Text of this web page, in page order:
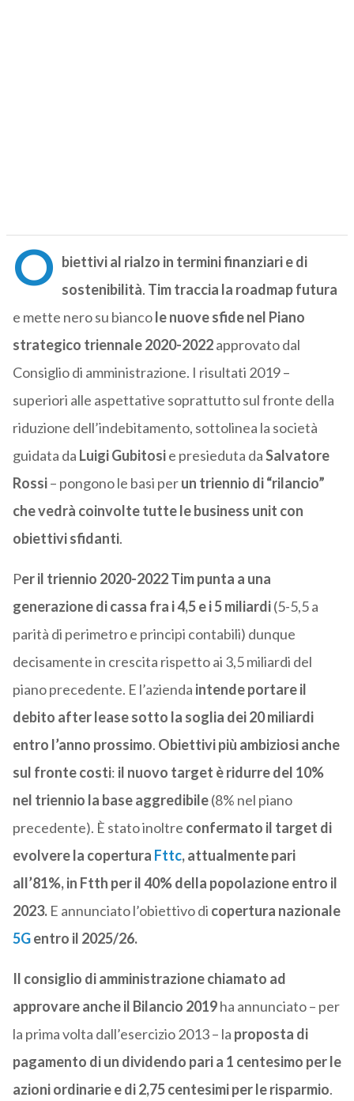
O biettivi al rialzo in termini finanziari e di
sostenibilità. Tim traccia la roadmap futura
e mette nero su biancole nuove sfide nel Piano
strategico triennale 2020-2022approvato dal
Consiglio di amministrazione. I risultati 2019 –
superiori alle aspettative soprattutto sul fronte della
riduzione dell’indebitamento, sottolinea la società
guidata da Luigi Gubitosie presieduta daSalvatore
Rossi– pongono le basi perun triennio di “rilancio”
che vedrà coinvolte tutte le business unit con
obiettivi sfidanti.
Per il triennio 2020-2022 Tim punta a una
generazione di cassa fra i 4,5 e i 5 miliardi(5-5,5 a
parità di perimetro e principi contabili) dunque
decisamente in crescita rispetto ai 3,5 miliardi del
piano precedente. E l’azienda intende portare il
debito after lease sotto la soglia dei 20 miliardi
entro l’anno prossimo. Obiettivi più ambiziosi anche
sul fronte costi: il nuovo target è ridurre del 10%
nel triennio la base aggredibile(8% nel piano
precedente). È stato inoltre confermato il target di
evolvere la copertura Fttc, attualmente pari
all’81%, in Ftth per il 40% della popolazione entro il
2023.E annunciato l’obiettivo di copertura nazionale
5Gentro il 2025/26.
Il consiglio di amministrazione chiamato ad
approvare anche il Bilancio 2019ha annunciato – per
la prima volta dall’esercizio 2013 – la proposta di
pagamento di un dividendo pari a 1 centesimo per le
azioni ordinarie e di 2,75 centesimi per le risparmio.